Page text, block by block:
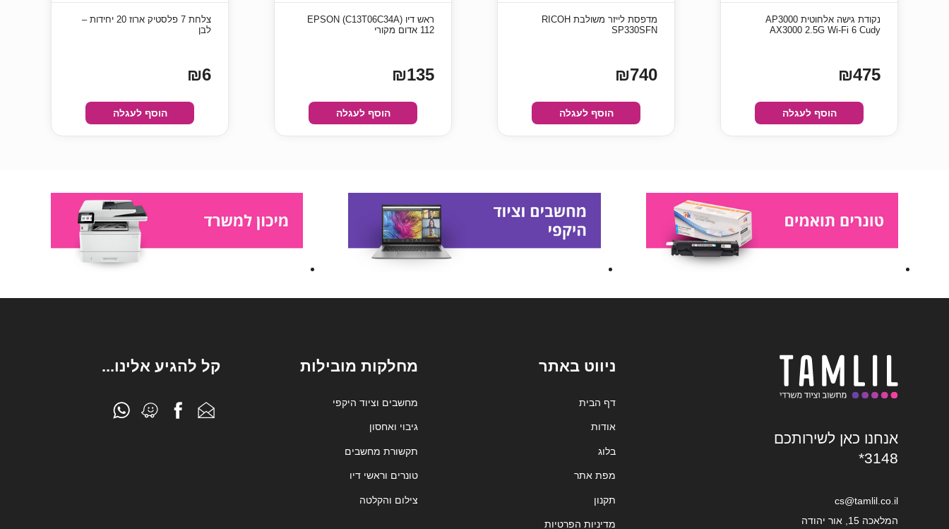
‏נקודת גישה אלחוטית AP3000
AX3000 2.5G Wi-Fi 6 Cudy
₪475
הוסף לעגלה
מדפסת ‏לייזר ‏משולבת RICOH
SP330SFN
₪740
הוסף לעגלה
ראש דיו (C13T06C34A) EPSON
112 אדום מקורי
₪135
הוסף לעגלה
צלחת 7 פלסטיק ארוז 20 יחידות –
לבן
₪6
הוסף לעגלה
אנחנו כאן לשירותכם
*3148
cs@tamlil.co.il
המלאכה 15, אור יהודה
ניווט באתר
דף הבית
אודות
בלוג
מפת אתר
תקנון
מדיניות הפרטיות
מחלקות מובילות
מחשבים וציוד היקפי
גיבוי ואחסון
תקשורת מחשבים
טונרים וראשי דיו
צילום והקלטה
קל להגיע אלינו...